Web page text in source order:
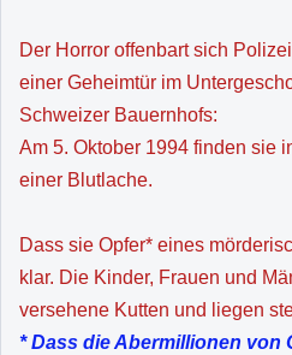
Der Horror offenbart sich
einer Geheimtür im
Schweizer Bauernhofs:
Am 5. Oktober 1994 finden sie
einer Blutlache.
Dass sie Opfer* eines
klar. Die Kinder, Frauen und
versehene Kutten und liegen
* Dass die Abermillionen von